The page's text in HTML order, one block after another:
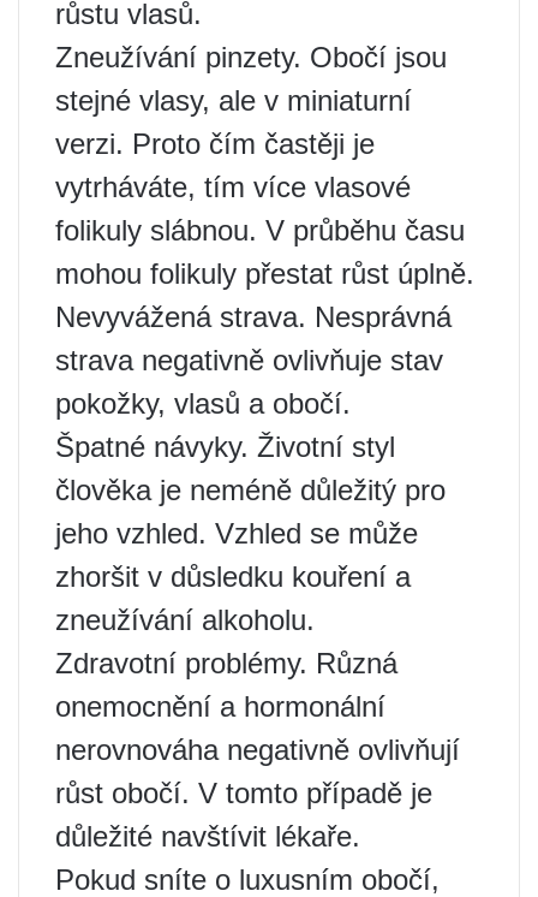
růstu vlasů.
Zneužívání pinzety. Obočí jsou
stejné vlasy, ale v miniaturní
verzi. Proto čím častěji je
vytrháváte, tím více vlasové
folikuly slábnou. V průběhu času
mohou folikuly přestat růst úplně.
Nevyvážená strava. Nesprávná
strava negativně ovlivňuje stav
pokožky, vlasů a obočí.
Špatné návyky. Životní styl
člověka je neméně důležitý pro
jeho vzhled. Vzhled se může
zhoršit v důsledku kouření a
zneužívání alkoholu.
Zdravotní problémy. Různá
onemocnění a hormonální
nerovnováha negativně ovlivňují
růst obočí. V tomto případě je
důležité navštívit lékaře.
Pokud sníte o luxusním obočí,